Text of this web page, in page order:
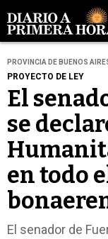
PROVINCIA DE BUENOS
PROYECTO DE LEY
El
se
en todo
El senador de